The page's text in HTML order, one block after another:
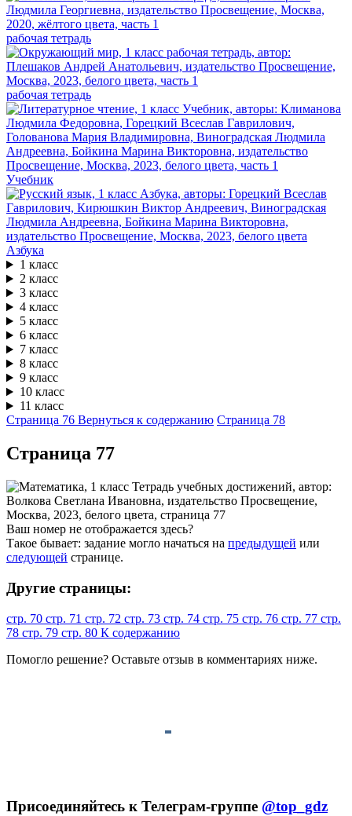
рабочая тетрадь
рабочая тетрадь
Учебник
Азбука
1 класс
2 класс
3 класс
4 класс
5 класс
6 класс
7 класс
8 класс
9 класс
10 класс
11 класс
Страница 76 Вернуться к содержанию Страница 78
Cтраница 77
Ваш номер не отображается здесь?
Такое бывает: задание могло начаться на предыдущей или
следующей странице.
Другие страницы:
стр. 70 стр. 71 стр. 72 стр. 73 стр. 74 стр. 75 стр. 76 стр. 77 стр.
78 стр. 79 стр. 80 К содержанию
Помогло решение? Оставьте отзыв в комментариях ниже.
Присоединяйтесь к Телеграм-группе @top_gdz